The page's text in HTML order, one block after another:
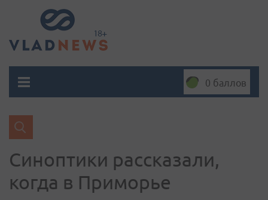
0 баллов
Синоптики рассказали,
когда в Приморье